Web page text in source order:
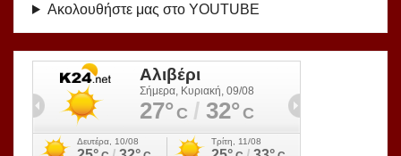
Ακολουθήστε μας στο YOUTUBE